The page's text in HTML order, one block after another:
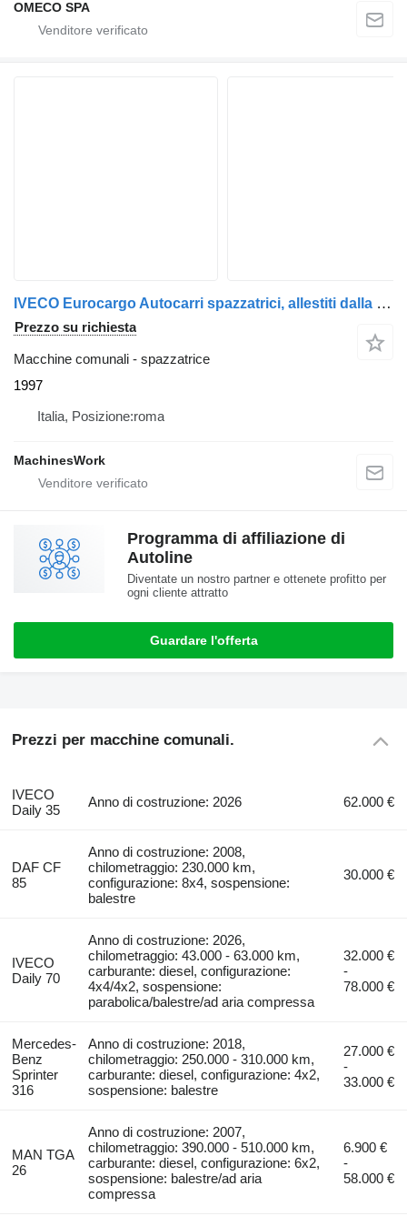
OMECO SPA
IVECO Eurocargo Autocarri spazzatrici, allestiti dalla SMV per
Prezzo su richiesta
Macchine comunali - spazzatrice
1997
Italia, Posizione:roma
MachinesWork
Programma di affiliazione di
Autoline
Diventate un nostro partner e ottenete profitto per
ogni cliente attratto
Guardare l'offerta
Prezzi per macchine comunali.
IVECO
Daily 35
Anno di costruzione: 2026 62.000 €
DAF CF
85
Anno di costruzione: 2008,
chilometraggio: 230.000 km,
configurazione: 8x4, sospensione:
balestre
30.000 €
IVECO
Daily 70
Anno di costruzione: 2026,
chilometraggio: 43.000 - 63.000 km,
carburante: diesel, configurazione:
4x4/4x2, sospensione:
parabolica/balestre/ad aria compressa
32.000 €
-
78.000 €
Mercedes-
Benz
Sprinter
316
Anno di costruzione: 2018,
chilometraggio: 250.000 - 310.000 km,
carburante: diesel, configurazione: 4x2,
sospensione: balestre
27.000 €
-
33.000 €
MAN TGA
26
Anno di costruzione: 2007,
chilometraggio: 390.000 - 510.000 km,
carburante: diesel, configurazione: 6x2,
sospensione: balestre/ad aria
compressa
6.900 €
-
58.000 €